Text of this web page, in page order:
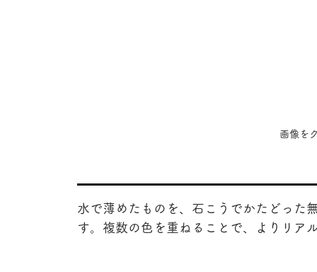
画像を
水で薄めたものを、石こうでかたどった
す。複数の色を重ねることで、よりリア